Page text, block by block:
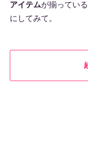
アイテムが揃ってい
にしてみて。